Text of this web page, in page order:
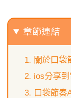
章節連結
關於口袋
ios分享
口袋節奏